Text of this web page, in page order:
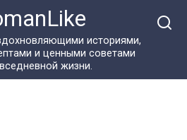
историями,
и ценными советами
жизни.